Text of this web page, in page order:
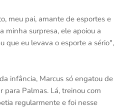
meu pai, amante de esportes e
minha surpresa, ele apoiou a
que eu levava o esporte a sério",
infância, Marcus só engatou de
para Palmas. Lá, treinou com
regularmente e foi nesse